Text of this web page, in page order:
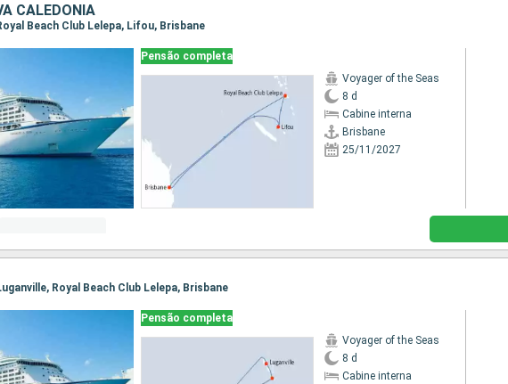
CALEDÔNIA
Beach Club Lelepa, Lifou, Brisbane
Pensão completa
Voyager of the Seas
8 d
Cabine interna
Brisbane
25/11/2027
Royal Beach Club Lelepa, Brisbane
Pensão completa
Voyager of the Seas
8 d
Cabine interna